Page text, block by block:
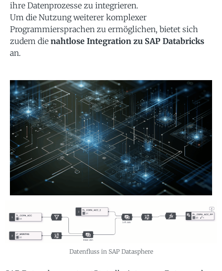
ihre Datenprozesse zu integrieren.
Um die Nutzung weiterer komplexer
Programmiersprachen zu ermöglichen, bietet sich
zudem die nahtlose Integration zu SAP Databricks
an.
Datenfluss in SAP Datasphere